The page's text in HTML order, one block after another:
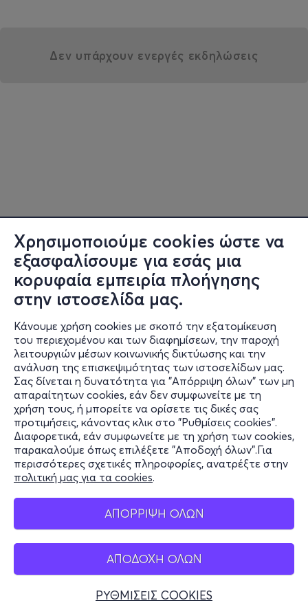
Χρησιμοποιούμε cookies ώστε να
εξασφαλίσουμε για εσάς μια
κορυφαία εμπειρία πλοήγησης
στην ιστοσελίδα μας.
Κάνουμε χρήση cookies με σκοπό την εξατομίκευση
του περιεχομένου και των διαφημίσεων, την παροχή
λειτουργιών μέσων κοινωνικής δικτύωσης και την
ανάλυση της επισκεψιμότητας των ιστοσελίδων μας.
Σας δίνεται η δυνατότητα για "Απόρριψη όλων" των μη
απαραίτητων cookies, εάν δεν συμφωνείτε με τη
χρήση τους, ή μπορείτε να ορίσετε τις δικές σας
προτιμήσεις, κάνοντας κλικ στο "Ρυθμίσεις cookies".
Διαφορετικά, εάν συμφωνείτε με τη χρήση των cookies,
παρακαλούμε όπως επιλέξετε "Αποδοχή όλων".Για
περισσότερες σχετικές πληροφορίες, ανατρέξτε στην
πολιτική μας για τα cookies.
ΑΠΟΡΡΙΨΗ ΟΛΩΝ
ΑΠΟΔΟΧΗ ΟΛΩΝ
ΡΥΘΜΙΣΕΙΣ COOKIES
Δεν υπάρχουν ενεργές εκδηλώσεις